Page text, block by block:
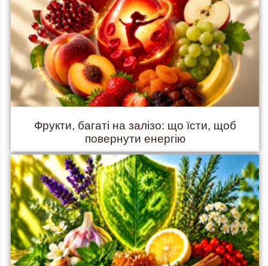
Фрукти, багаті на залізо: що їсти, щоб
повернути енергію